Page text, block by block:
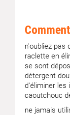
n'oubliez pas
raclette en
se sont
détergent
d'éliminer les
caoutchouc
ne jamais